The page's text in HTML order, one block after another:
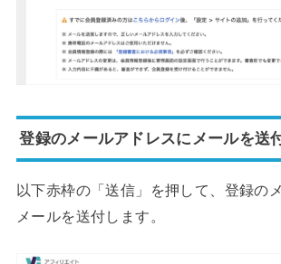
登録のメールアドレスにメールを送
以下赤枠の「送信」を押して、登録の
メールを送付します。